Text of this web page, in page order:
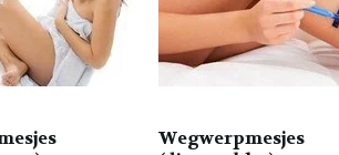
Wegwerpmesjes